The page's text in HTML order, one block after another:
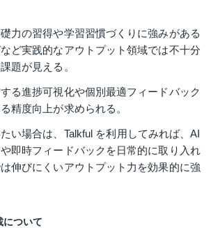
力の習得や学習習慣づくりに強みがある
ど実践的なアウトプット領域では不十分
題が見える。
る進捗可視化や個別最適フィードバック
精度向上が求められる。
い場合は、Talkful を利用してみれば、AI
即時フィードバックを日常的に取り入れ
伸びにくいアウトプット力を効果的に強
について